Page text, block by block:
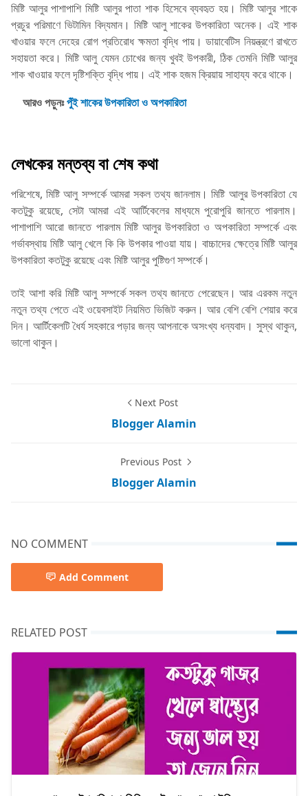
মিষ্টি আলুর পাশাপাশি মিষ্টি আলুর পাতা শাক হিসেবে ব্যবহৃত হয়। মিষ্টি আলুর শাকে
প্রচুর পরিমাণে ভিটামিন বিদ্যমান। মিষ্টি আলু শাকের উপকারিতা অনেক। এই শাক
খাওয়ার ফলে দেহের রোগ প্রতিরোধ ক্ষমতা বৃদ্ধি পায়। ডায়াবেটিস নিয়ন্ত্রণে রাখতে
সহায়তা করে। মিষ্টি আলু যেমন চোখের জন্য খুবই উপকারী, ঠিক তেমনি মিষ্টি আলুর
শাক খাওয়ার ফলে দৃষ্টিশক্তি বৃদ্ধি পায়। এই শাক হজম ক্রিয়ায় সাহায্য করে থাকে।
আরও পড়ুনঃপুঁই শাকের উপকারিতা ও অপকারিতা
লেখকের মন্তব্য বা শেষ কথা
পরিশেষে, মিষ্টি আলু সম্পর্কে আমরা সকল তথ্য জানলাম। মিষ্টি আলুর উপকারিতা যে
কতটুকু রয়েছে, সেটা আমরা এই আর্টিকেলের মাধ্যমে পুরোপুরি জানতে পারলাম।
পাশাপাশি আরো জানতে পারলাম মিষ্টি আলুর উপকারিতা ও অপকারিতা সম্পর্কে এবং
গর্ভাবস্থায় মিষ্টি আলু খেলে কি কি উপকার পাওয়া যায়। বাচ্চাদের ক্ষেত্রে মিষ্টি আলুর
উপকারিতা কতটুকু রয়েছে এবং মিষ্টি আলুর পুষ্টিগুণ সম্পর্কে।
তাই আশা করি মিষ্টি আলু সম্পর্কে সকল তথ্য জানতে পেরেছেন। আর এরকম নতুন
নতুন তথ্য পেতে এই ওয়েবসাইট নিয়মিত ভিজিট করুন। আর বেশি বেশি শেয়ার করে
দিন। আর্টিকেলটি ধৈর্য সহকারে পড়ার জন্য আপনাকে অসংখ্য ধন্যবাদ। সুস্থ থাকুন,
ভালো থাকুন।
Next Post
Blogger Alamin
Previous Post
Blogger Alamin
NO COMMENT
Add Comment
RELATED POST